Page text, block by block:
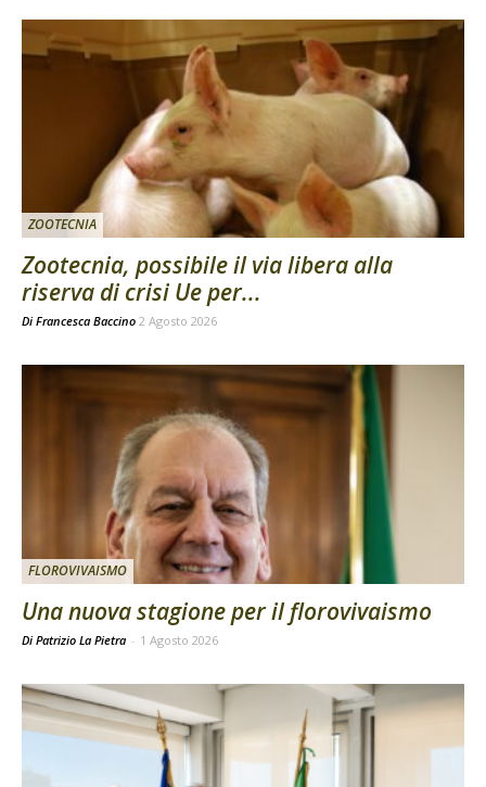
ZOOTECNIA
Zootecnia, possibile il via libera alla
riserva di crisi Ue per...
Di Francesca Baccino 2 Agosto 2026
FLOROVIVAISMO
Una nuova stagione per il florovivaismo
Di Patrizio La Pietra - 1 Agosto 2026